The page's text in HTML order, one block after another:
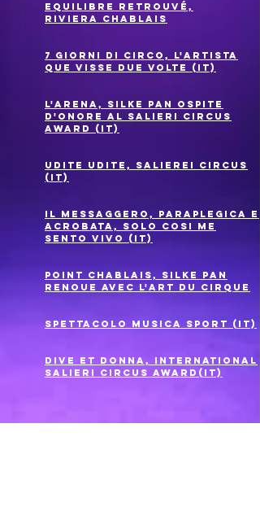
Equilibre retrouvé,
riviera Chablais
7 giorni di circo, l'artista
que visse due volte (it)
L'arena, Silke pan ospite
d'onore al Salieri circus
award (it)
udite udite, salierei circus
(it)
il messaggero, paraplegica e
acrobata, solo cosi me
sento vivo (it)
point Chablais, silke pan
renoue avec l'art du cirque
Spettacolo musica sport (it)
Dive et donna, international
salieri Circus award(it)